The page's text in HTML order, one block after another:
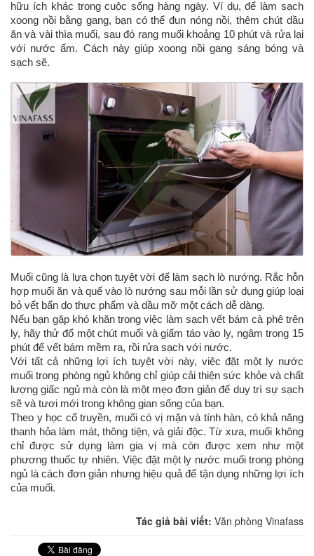
hữu ích khác trong cuộc sống hàng ngày. Ví dụ, để làm sạch
xoong nồi bằng gang, bạn có thể đun nóng nồi, thêm chút dầu
ăn và vài thìa muối, sau đó rang muối khoảng 10 phút và rửa lại
với nước ấm. Cách này giúp xoong nồi gang sáng bóng và
sạch sẽ.
Muối cũng là lựa chọn tuyệt vời để làm sạch lò nướng. Rắc hỗn
hợp muối ăn và quế vào lò nướng sau mỗi lần sử dụng giúp loại
bỏ vết bẩn do thực phẩm và dầu mỡ một cách dễ dàng.
Nếu bạn gặp khó khăn trong việc làm sạch vết bám cà phê trên
ly, hãy thử đổ một chút muối và giấm táo vào ly, ngâm trong 15
phút để vết bám mềm ra, rồi rửa sạch với nước.
Với tất cả những lợi ích tuyệt vời này, việc đặt một ly nước
muối trong phòng ngủ không chỉ giúp cải thiện sức khỏe và chất
lượng giấc ngủ mà còn là một mẹo đơn giản để duy trì sự sạch
sẽ và tươi mới trong không gian sống của bạn.
Theo y học cổ truyền, muối có vị mặn và tính hàn, có khả năng
thanh hỏa làm mát, thông tiện, và giải độc. Từ xưa, muối không
chỉ được sử dụng làm gia vị mà còn được xem như một
phương thuốc tự nhiên. Việc đặt một ly nước muối trong phòng
ngủ là cách đơn giản nhưng hiệu quả để tận dụng những lợi ích
của muối.
Tác giả bài viết: Văn phòng Vinafass